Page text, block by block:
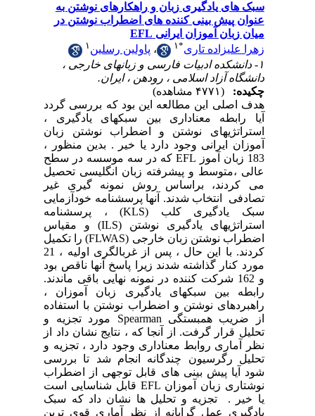
سبک های یادگیری زبان و راهکارهای نوشتن به
عنوان پیش بینی کننده های اضطراب نوشتن در
میان زبان آموزان ایرانی EFL
زهرا علیزاده تاری* ۱ ،پاولین رسلین
۱- دانشکده ادبیات فارسی و زبانهای خارجی ،
دانشگاه آزاد اسلامی ، رودهن ، ایران.
چکیده:
هدف اصلی این مطالعه این بود که بررسی گردد
آیا رابطه معناداری بین سبکهای یادگیری ،
استراتژیهای نوشتن و اضطراب نوشتن زبان
آموزان ایرانی وجود دارد یا خیر . بدین منظور ،
183 زبان آموز EFL که در سه موسسه در سطح
عالی ،متوسط ​​و پیشرفته زبان انگلیسی تحصیل
می کردند، براساس روش نمونه گیری غیر
تصادفی انتخاب شدند. آنها پرسشنامه خودآزمایی
سبک یادگیری کلب (KLS) ، پرسشنامه
استراتژیهای یادگیری نوشتن (ILS) و مقیاس
اضطراب نوشتن زبان خارجی (FLWAS) را تکمیل
کردند. با این حال ، پس از غربالگری اولیه ، 21
مورد کنار گذاشته شدند زیرا پاسخ آنها ناقص بود
و 162 شرکت کننده در نمونه نهایی باقی ماندند.
رابطه بین سبکهای یادگیری زبان آموزان ،
راهبردهای نوشتن و اضطراب نوشتن با استفاده
از ضریب همبستگی Spearman مورد تجزیه و
تحلیل قرار گرفت. از آنجا که ، نتایج نشان داد از
نظر آماری روابط معناداری وجود دارد ، تجزیه و
تحلیل رگرسیون چندگانه انجام شد تا بررسی
شود آیا پیش بینی های قابل توجهی از اضطراب
نوشتاری زبان آموزان EFL قابل شناسایی است
یا خیر . تجزیه و تحلیل ها نشان داد که سبک
یادگیری عمل گرایانه از نظر آماری قوی ترین